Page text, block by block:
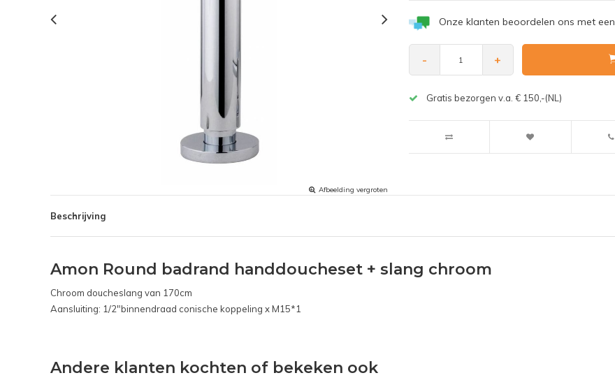
Afbeelding vergroten
Onze klanten beoordelen ons met een
- +
Gratis bezorgen v.a. € 150,-(NL)
Beschrijving
Amon Round badrand handdoucheset + slang chroom
Chroom doucheslang van 170cm
Aansluiting: 1/2"binnendraad conische koppeling x M15*1
Andere klanten kochten of bekeken ook